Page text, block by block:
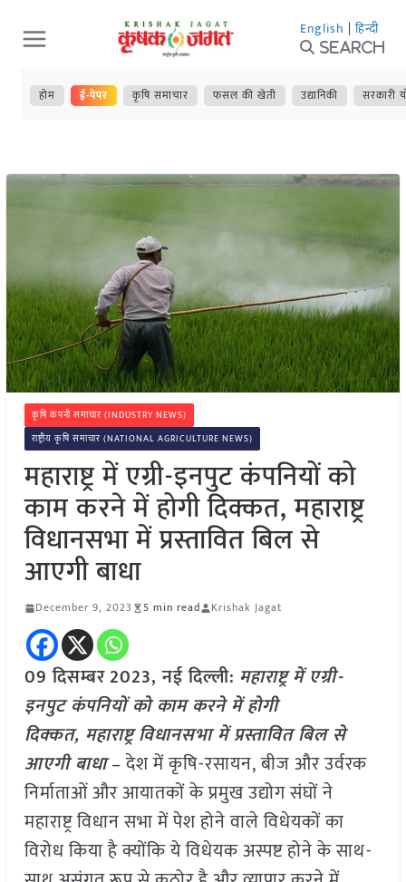
Skip
to
content
English | हिन्दी
Search
होम ई-पेपर कृषि समाचार फसल की खेती उद्यानिकी सरकारी
कृषि कंपनी समाचार (INDUSTRY NEWS)
राष्ट्रीय कृषि समाचार (NATIONAL AGRICULTURE NEWS)
महाराष्ट्र में एग्री-इनपुट कंपनियों को
काम करने में होगी दिक्कत, महाराष्ट्र
विधानसभा में प्रस्तावित बिल से
आएगी बाधा
December 9, 2023 5 min read Krishak Jagat
09 दिसम्बर2023, नई दिल्ली: महाराष्ट्र में एग्री-
इनपुट कंपनियों को काम करने में होगी
दिक्कत, महाराष्ट्र विधानसभा में प्रस्तावित बिल से
आएगी बाधा– देश में कृषि-रसायन, बीज और उर्वरक
निर्माताओं और आयातकों के प्रमुख उद्योग संघों ने
महाराष्ट्र विधान सभा में पेश होने वाले विधेयकों का
विरोध किया है क्योंकि ये विधेयक अस्पष्ट होने के साथ-